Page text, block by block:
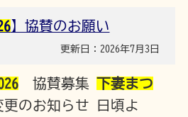
】協賛のお願い
更新日：2026年7月3日
協賛募集
下妻まつ
のお知らせ 日頃よ